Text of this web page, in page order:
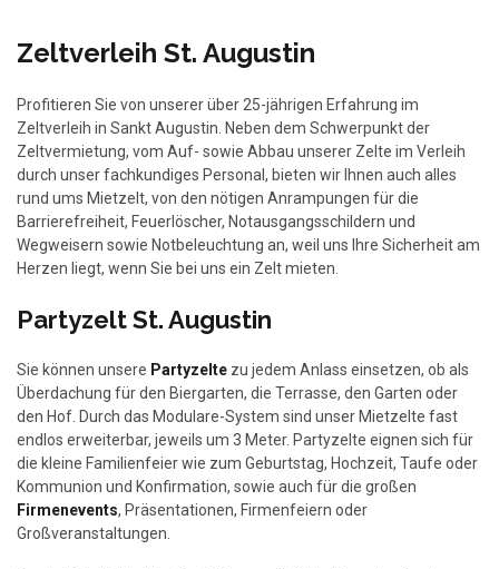
Zeltverleih St. Augustin
Profitieren Sie von unserer über 25-jährigen Erfahrung im
Zeltverleih in Sankt Augustin. Neben dem Schwerpunkt der
Zeltvermietung, vom Auf- sowie Abbau unserer Zelte im Verleih
durch unser fachkundiges Personal, bieten wir Ihnen auch alles
rund ums Mietzelt, von den nötigen Anrampungen für die
Barrierefreiheit, Feuerlöscher, Notausgangsschildern und
Wegweisern sowie Notbeleuchtung an, weil uns Ihre Sicherheit am
Herzen liegt, wenn Sie bei uns ein Zelt mieten.
Partyzelt St. Augustin
Sie können unsere Partyzelte zu jedem Anlass einsetzen, ob als
Überdachung für den Biergarten, die Terrasse, den Garten oder
den Hof. Durch das Modulare-System sind unser Mietzelte fast
endlos erweiterbar, jeweils um 3 Meter. Partyzelte eignen sich für
die kleine Familienfeier wie zum Geburtstag, Hochzeit, Taufe oder
Kommunion und Konfirmation, sowie auch für die großen
Firmenevents, Präsentationen, Firmenfeiern oder
Großveranstaltungen.